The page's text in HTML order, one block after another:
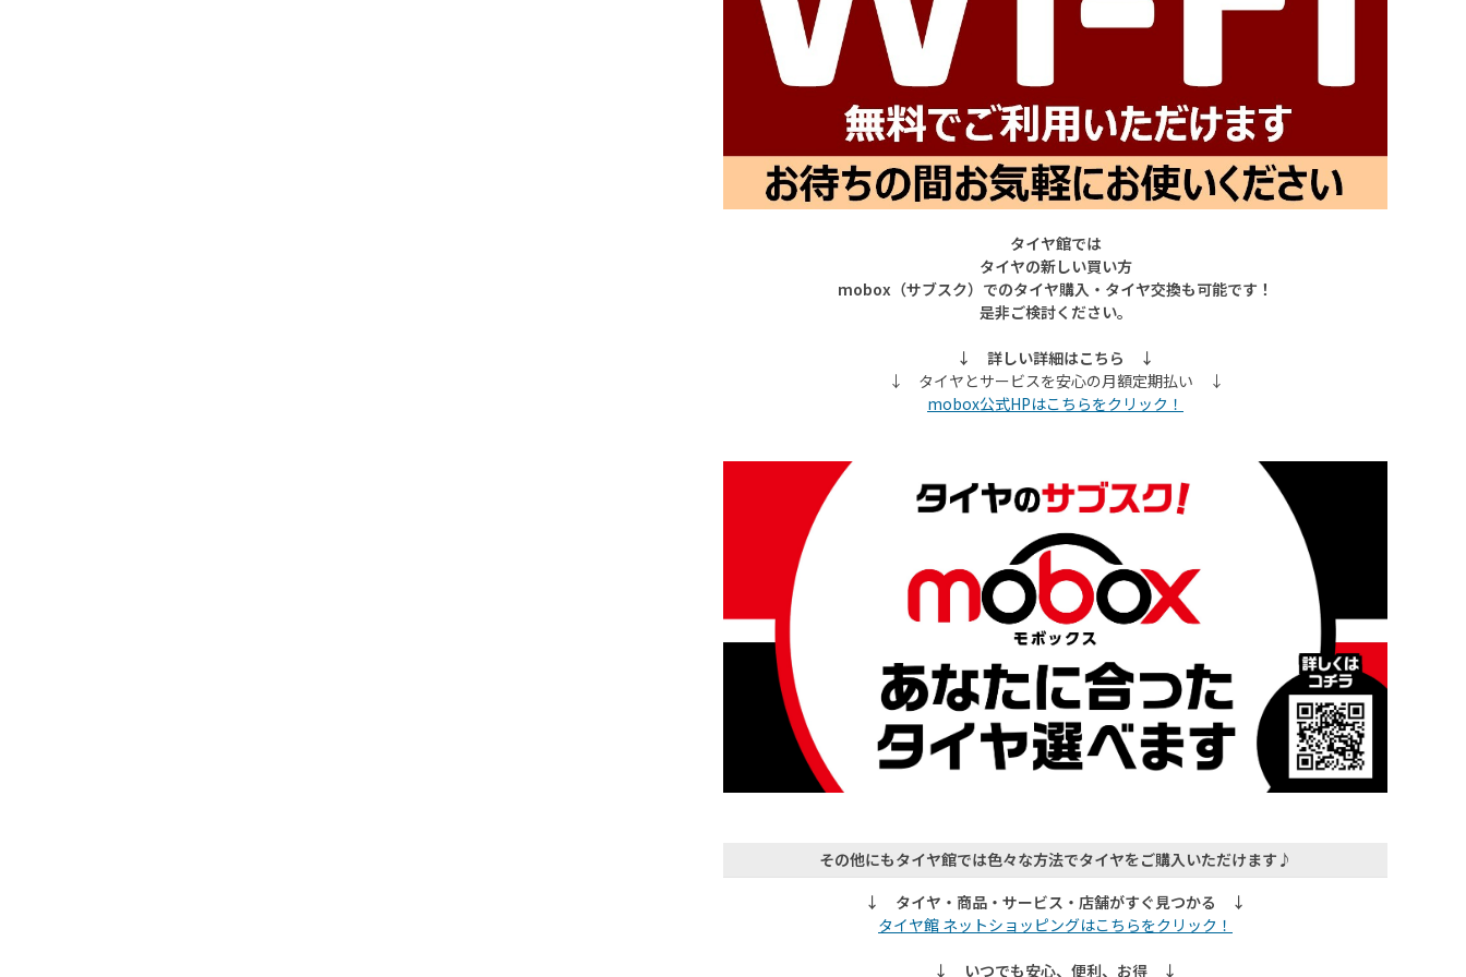
タイヤ館では
タイヤの新しい買い方
mobox（サブスク）でのタイヤ購入・タイヤ交換も可能です！
是非ご検討ください。
↓ 詳しい詳細はこちら ↓
↓ タイヤとサービスを安心の月額定期払い ↓
mobox公式HPはこちらをクリック！
その他にもタイヤ館では色々な方法でタイヤをご購入いただけます♪
↓ タイヤ・商品・サービス・店舗がすぐ見つかる ↓
タイヤ館 ネットショッピングはこちらをクリック！
↓ いつでも安心、便利、お得 ↓